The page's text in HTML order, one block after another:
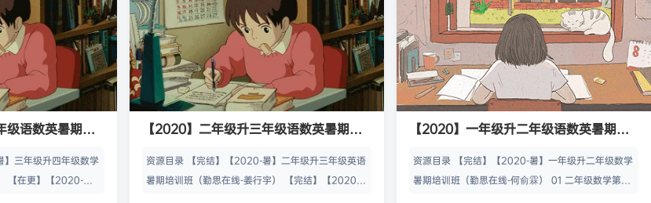
级语数英暑期培
三年级升四年级数学
【在更】【2020-
【2020】二年级升三年级语数英暑期培
资源目录 【完结】【2020-暑】二年级升三年级英语
暑期培训班（勤思在线-姜行宇） 【完结】【2020-
【2020】一年级升二年级语数英暑期培
资源目录 【完结】【2020-暑】一年级升二年级数学
暑期培训班（勤思在线-何俞霖） 01 二年级数学第01
凄 发布圈子 🏅2027版《经络学霸·5星学霸》（9年级+中考重难点）（数学）（人教）
凄 发布圈子 🏅2027版《经络学霸·5星学霸》（9年级+中考重难点）（物理）（人教）
凄 发布圈子 🏅2027版《经纶学霸•5星学霸》（同步培优）（9年级）（化学）